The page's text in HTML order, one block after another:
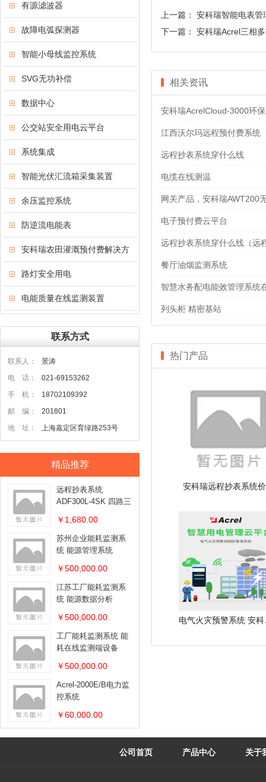
有源滤波器
故障电弧探测器
智能小母线监控系统
SVG无功补偿
数据中心
公交站安全用电云平台
系统集成
智能光伏汇流箱采集装置
余压监控系统
防逆流电能表
安科瑞农田灌溉预付费解决方
案
路灯安全用电
电能质量在线监测装置
联系方式
联系人：
景涛
电 话：
021-69153262
手 机：
18702109392
邮 编：
201801
地 址：
上海嘉定区育绿路253号
精品推荐
远程抄表系统
ADF300L-4SK 四路三
￥1,680.00
苏州企业能耗监测系
统 能源管理系统
￥500,000.00
江苏工厂能耗监测系
统 能源数据分析
￥500,000.00
工厂能耗监测系统 能
耗在线监测端设备
￥500,000.00
Acrel-2000E/B电力监
控系统
￥60,000.00
上一篇： 安科瑞智能电表
下一篇： 安科瑞Acrel三相
相关资讯
安科瑞AcrelCloud-3000环
江西沃尔玛远程预付费系统
远程抄表系统穿什么线
电缆在线测温
网关产品，安科瑞AWT200
电子预付费云平台
远程抄表系统穿什么线（远
餐厅油烟监测系统
智慧水务配电能效管理系统
列头柜 精密基站
热门产品
安科瑞远程抄表系统
公司首页 产品中心 关于